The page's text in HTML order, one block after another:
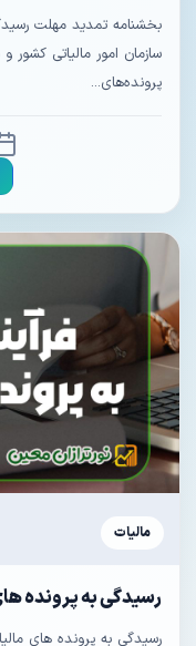
بخشنامه تمدید مهلت
سازمان امور مالیاتی کشور
پرونده‌های...
مالیات
رسیدگی به پرونده‌
رسیدگی به پرونده‌ های